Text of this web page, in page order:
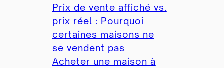
Prix ​​de vente affiché vs.
prix réel : Pourquoi
certaines maisons ne
se vendent pas
Acheter une maison à